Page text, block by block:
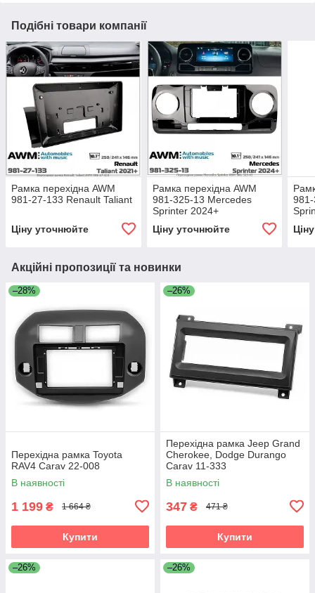
Подібні товари компанії
Рамка перехідна AWM
981-27-133 Renault Taliant
Ціну уточнюйте
Рамка перехідна AWM
981-325-13 Mercedes
Sprinter 2024+
Ціну уточнюйте
Акційні пропозиції та новинки
–28%
Перехідна рамка Toyota
RAV4 Carav 22-008
В наявності
1 199 ₴ 1 664 ₴
Купити
–26%
Перехідна рамка Jeep Grand
Cherokee, Dodge Durango
Carav 11-333
В наявності
347 ₴ 471 ₴
Купити
–26% –26%